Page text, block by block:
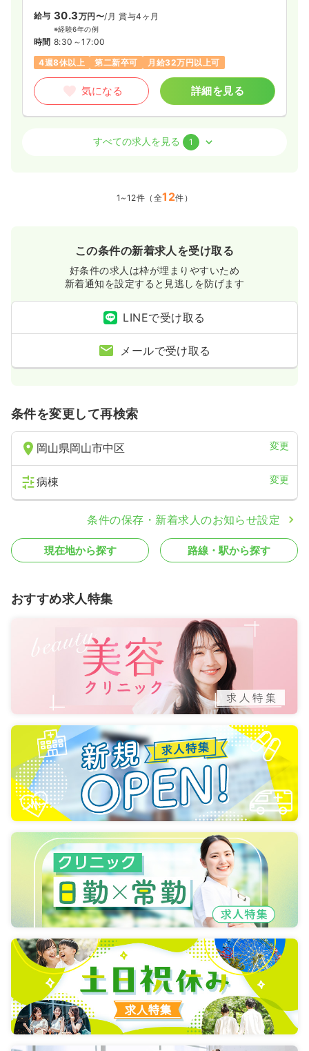
給与 30.3万円〜/月 賞与4ヶ月
※経験6年の例
時間 8:30～17:00
4週8休以上
第二新卒可 月給32万円以上可
気になる 詳細を見る
認定看護師
賞与4ヶ月
気になる 詳細を見る
すべての求人を見る 1
1~12件（全12件）
この条件の新着求人を受け取る
好条件の求人は枠が埋まりやすいため
新着通知を設定すると見逃しを防げます
LINEで受け取る
メールで受け取る
条件を変更して再検索
岡山県岡山市中区 変更
病棟 変更
条件の保存・新着求人のお知らせ設定
現在地から探す 路線・駅から探す
おすすめ求人特集